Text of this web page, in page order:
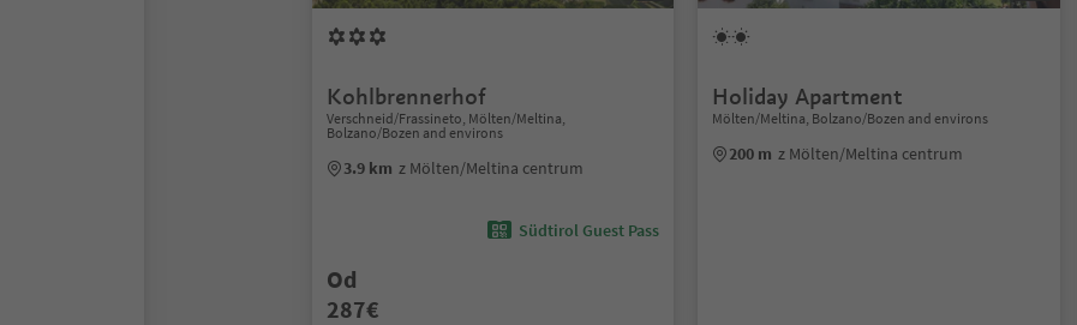
Kohlbrennerhof
Verschneid/Frassineto, Mölten/Meltina,
Bolzano/Bozen and environs
3.9 km z Mölten/Meltina centrum
Südtirol Guest Pass
Od
287€
Holiday Apartment
Mölten/Meltina, Bolzano/Bozen and environs
200 m z Mölten/Meltina centrum